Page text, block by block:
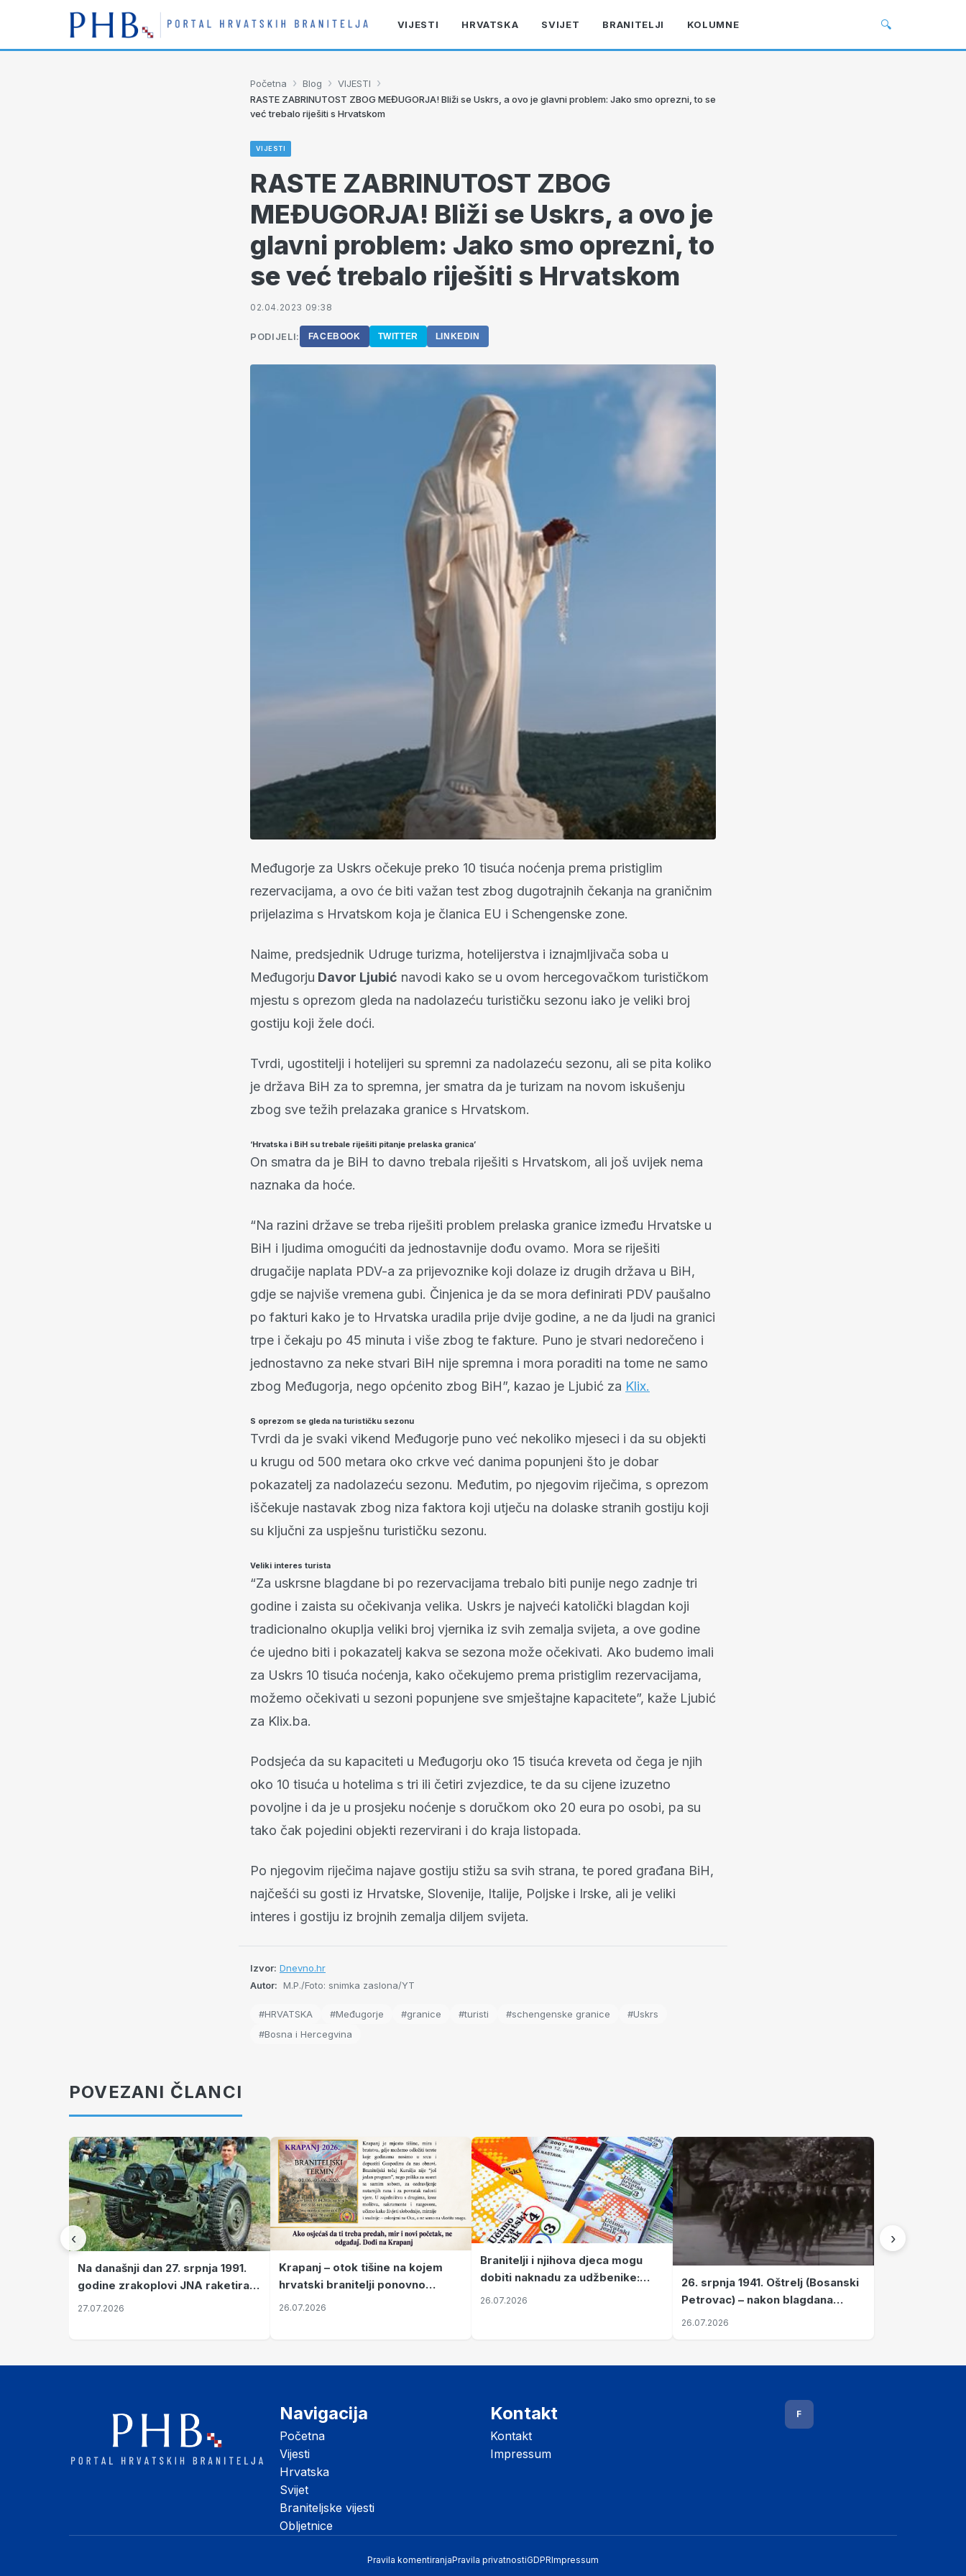
VIJESTI HRVATSKA SVIJET BRANITELJI KOLUMNE 🔍
Početna › Blog › VIJESTI ›
RASTE ZABRINUTOST ZBOG MEĐUGORJA! Bliži se Uskrs, a ovo je glavni problem: Jako smo oprezni, to se
već trebalo riješiti s Hrvatskom
VIJESTI
RASTE ZABRINUTOST ZBOG
MEĐUGORJA! Bliži se Uskrs, a ovo je
glavni problem: Jako smo oprezni, to
se već trebalo riješiti s Hrvatskom
02.04.2023 09:38
PODIJELI: FACEBOOK TWITTER LINKEDIN
Međugorje za Uskrs očekuje preko 10 tisuća noćenja prema pristiglim
rezervacijama, a ovo će biti važan test zbog dugotrajnih čekanja na graničnim
prijelazima s Hrvatskom koja je članica EU i Schengenske zone.
Naime, predsjednik Udruge turizma, hotelijerstva i iznajmljivača soba u
Međugorju Davor Ljubić navodi kako se u ovom hercegovačkom turističkom
mjestu s oprezom gleda na nadolazeću turističku sezonu iako je veliki broj
gostiju koji žele doći.
Tvrdi, ugostitelji i hotelijeri su spremni za nadolazeću sezonu, ali se pita koliko
je država BiH za to spremna, jer smatra da je turizam na novom iskušenju
zbog sve težih prelazaka granice s Hrvatskom.
‘Hrvatska i BiH su trebale riješiti pitanje prelaska granica’
On smatra da je BiH to davno trebala riješiti s Hrvatskom, ali još uvijek nema
naznaka da hoće.
“Na razini države se treba riješiti problem prelaska granice između Hrvatske u
BiH i ljudima omogućiti da jednostavnije dođu ovamo. Mora se riješiti
drugačije naplata PDV-a za prijevoznike koji dolaze iz drugih država u BiH,
gdje se najviše vremena gubi. Činjenica je da se mora definirati PDV paušalno
po fakturi kako je to Hrvatska uradila prije dvije godine, a ne da ljudi na granici
trpe i čekaju po 45 minuta i više zbog te fakture. Puno je stvari nedorečeno i
jednostavno za neke stvari BiH nije spremna i mora poraditi na tome ne samo
zbog Međugorja, nego općenito zbog BiH”, kazao je Ljubić za Klix.
S oprezom se gleda na turističku sezonu
Tvrdi da je svaki vikend Međugorje puno već nekoliko mjeseci i da su objekti
u krugu od 500 metara oko crkve već danima popunjeni što je dobar
pokazatelj za nadolazeću sezonu. Međutim, po njegovim riječima, s oprezom
iščekuje nastavak zbog niza faktora koji utječu na dolaske stranih gostiju koji
su ključni za uspješnu turističku sezonu.
Veliki interes turista
“Za uskrsne blagdane bi po rezervacijama trebalo biti punije nego zadnje tri
godine i zaista su očekivanja velika. Uskrs je najveći katolički blagdan koji
tradicionalno okuplja veliki broj vjernika iz svih zemalja svijeta, a ove godine
će ujedno biti i pokazatelj kakva se sezona može očekivati. Ako budemo imali
za Uskrs 10 tisuća noćenja, kako očekujemo prema pristiglim rezervacijama,
možemo očekivati u sezoni popunjene sve smještajne kapacitete”, kaže Ljubić
za Klix.ba.
Podsjeća da su kapaciteti u Međugorju oko 15 tisuća kreveta od čega je njih
oko 10 tisuća u hotelima s tri ili četiri zvjezdice, te da su cijene izuzetno
povoljne i da je u prosjeku noćenje s doručkom oko 20 eura po osobi, pa su
tako čak pojedini objekti rezervirani i do kraja listopada.
Po njegovim riječima najave gostiju stižu sa svih strana, te pored građana BiH,
najčešći su gosti iz Hrvatske, Slovenije, Italije, Poljske i Irske, ali je veliki
interes i gostiju iz brojnih zemalja diljem svijeta.
Izvor: Dnevno.hr
Autor: M.P./Foto: snimka zaslona/YT
#HRVATSKA #Međugorje #granice #turisti #schengenske granice
#Uskrs
#Bosna i Hercegvina
POVEZANI ČLANCI
‹
Na današnji dan 27. srpnja 1991.
godine zrakoplovi JNA raketirali
su vojarnu i obučni centar "Nikola
27.07.2026
Krapanj – otok tišine na kojem
hrvatski branitelji ponovno
pronalaze mir
26.07.2026
Branitelji i njihova djeca mogu
dobiti naknadu za udžbenike:
zahtjevi se podnose do 31.
26.07.2026
26. srpnja 1941. Oštrelj (Bosanski
Petrovac) – nakon blagdana
Svete Ane izvršen napad srpskih
26.07.2026
›
Navigacija
Početna
Vijesti
Hrvatska
Svijet
Braniteljske vijesti
Obljetnice
Kontakt
Kontakt
Impressum
F
Pravila komentiranjaPravila privatnostiGDPRImpressum